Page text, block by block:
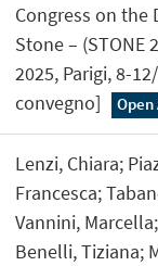
Congress on the
Stone – (STONE
2025, Parigi, 8-
convegno]
Open
Lenzi, Chiara;
Francesca;
Vannini,
Benelli, Tiziana;